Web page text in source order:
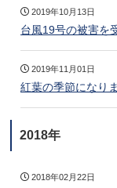
2019年10月13日
台風19号の被害を
2019年11月01日
紅葉の季節になり
2018年
2018年02月22日